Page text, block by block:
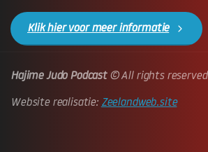
Klik hier voor meer informatie
Hajime Judo Podcast© All rights reserved
Website realisatie: Zeelandweb.site